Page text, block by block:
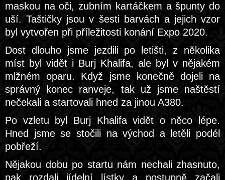
maskou na oči, zubním kartáčkem a špunty do
uší. Taštičky jsou v šesti barvách a jejich vzor
byl vytvořen při příležitosti konání Expo 2020.
Dost dlouho jsme jezdili po letišti, z několika
míst byl vidět i Burj Khalifa, ale byl v nějakém
mlžném oparu. Když jsme konečně dojeli na
správný konec ranveje, tak už jsme naštěstí
nečekali a startovali hned za jinou A380.
Po vzletu byl Burj Khalifa vidět o něco lépe.
Hned jsme se stočili na východ a letěli podél
pobřeží.
Nějakou dobu po startu nám nechali zhasnuto,
pak rozdali jídelní lístky a postupně začali